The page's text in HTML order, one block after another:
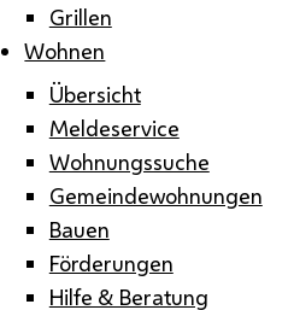
Grillen
Wohnen
Übersicht
Meldeservice
Wohnungssuche
Gemeindewohnungen
Bauen
Förderungen
Hilfe & Beratung